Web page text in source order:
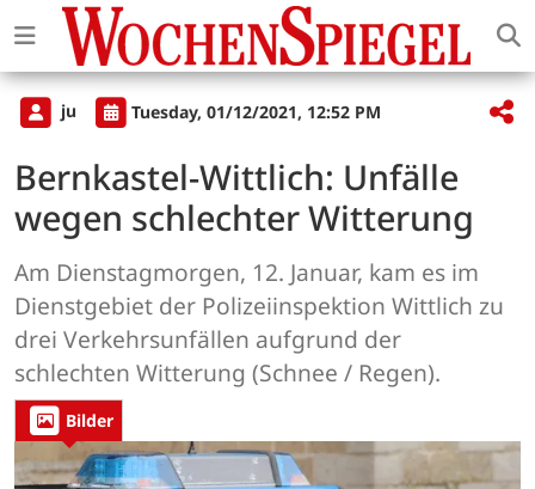
ju Tuesday, 01/12/2021, 12:52 PM
Bernkastel-Wittlich: Unfälle
wegen schlechter Witterung
Am Dienstagmorgen, 12. Januar, kam es im
Dienstgebiet der Polizeiinspektion Wittlich zu
drei Verkehrsunfällen aufgrund der
schlechten Witterung (Schnee / Regen).
Bilder